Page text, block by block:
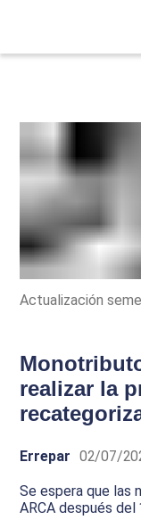
Actualización
realizar la
Errepar 02/07/
Se espera que las
ARCA después del